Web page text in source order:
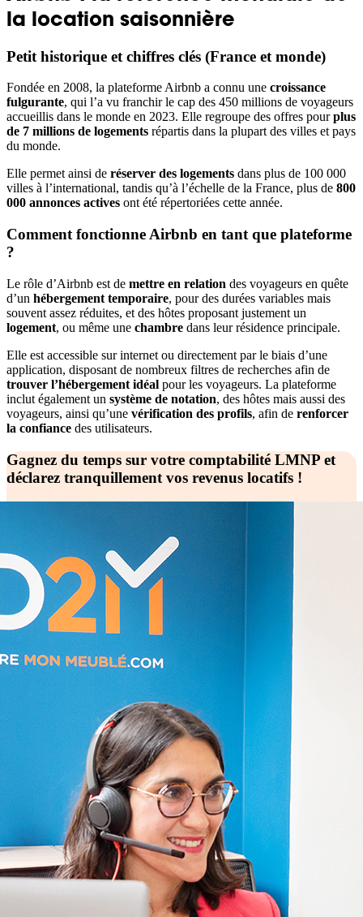
la location saisonnière
Petit historique et chiffres clés (France et monde)
Fondée en 2008, la plateforme Airbnb a connu une croissance
fulgurante, qui l’a vu franchir le cap des 450 millions de voyageurs
accueillis dans le monde en 2023. Elle regroupe des offres pourplus
de 7 millions de logements répartis dans la plupart des villes et pays
du monde.
Elle permet ainsi de réserver des logements dans plus de 100 000
villes à l’international, tandis qu’à l’échelle de la France, plus de 800
000 annonces actives ont été répertoriées cette année.
Comment fonctionne Airbnb en tant que plateforme
?
Le rôle d’Airbnb est de mettre en relation des voyageurs en quête
d’un hébergement temporaire, pour des durées variables mais
souvent assez réduites, et des hôtes proposant justement un
logement, ou même une chambre dans leur résidence principale.
Elle est accessible sur internet ou directement par le biais d’une
application, disposant de nombreux filtres de recherches afin de
trouver l’hébergement idéal pour les voyageurs. La plateforme
inclut également un système de notation, des hôtes mais aussi des
voyageurs, ainsi qu’une vérification des profils, afin de renforcer
la confiance des utilisateurs.
Gagnez du temps sur votre comptabilité LMNP et
déclarez tranquillement vos revenus locatifs !